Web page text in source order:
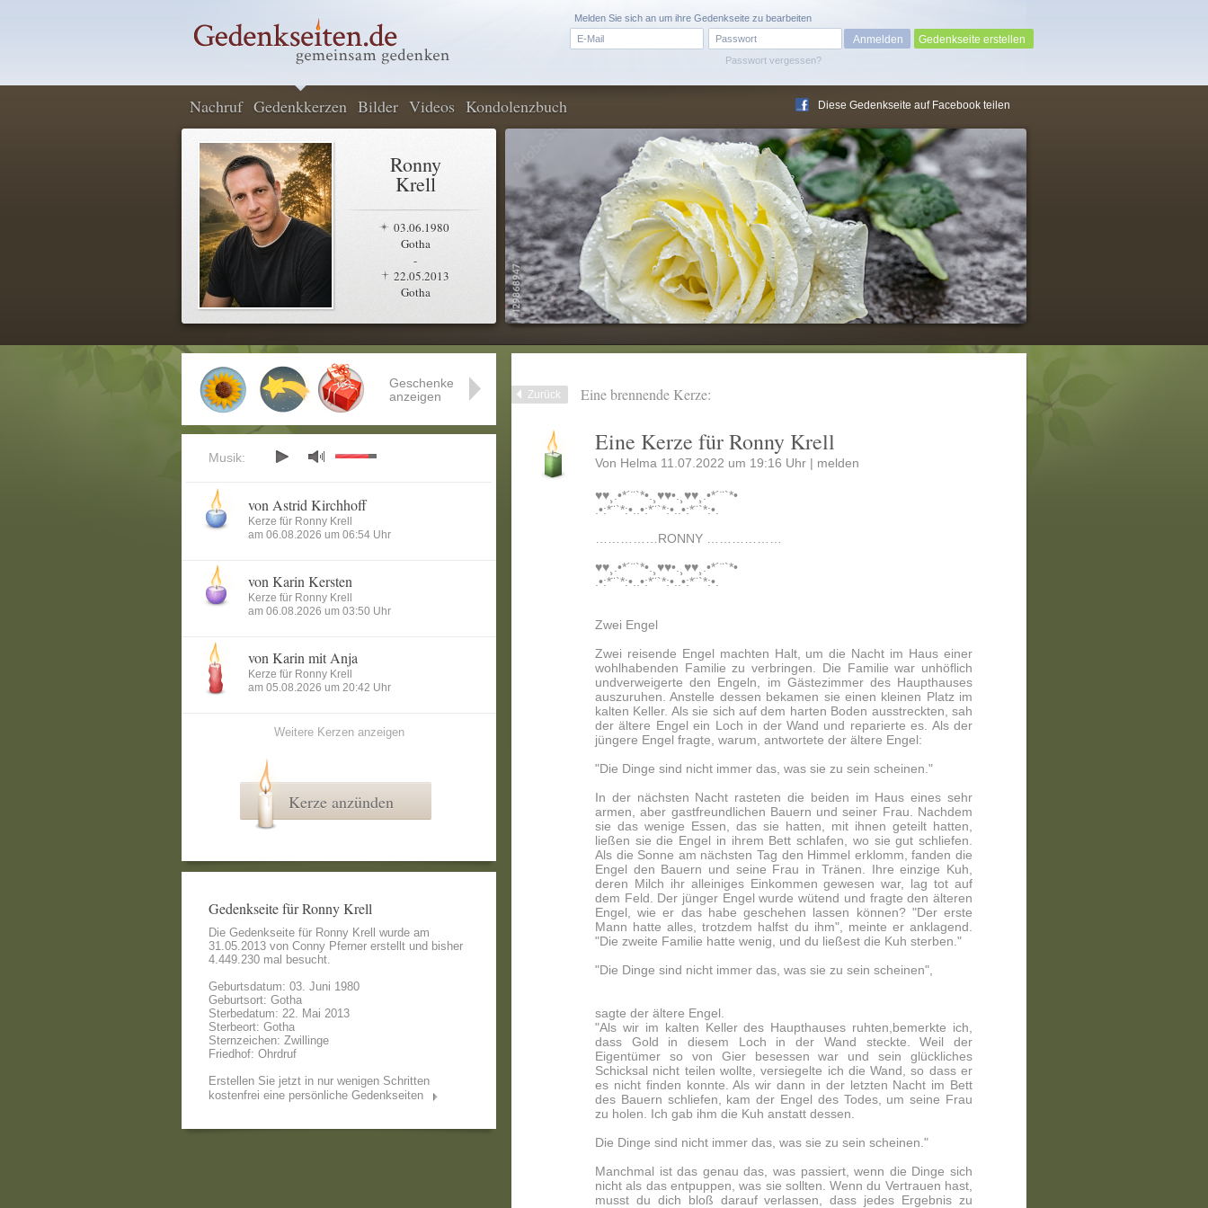
Passwort vergessen?
Melden Sie sich an um ihre Gedenkseite zu bearbeiten
Gedenkseite erstellen
Nachruf Gedenkkerzen Bilder Videos Kondolenzbuch Diese Gedenkseite auf Facebook teilen
Ronny
Krell
03.06.1980
Gotha
-
22.05.2013
Gotha
Zurück Eine brennende Kerze:
Eine Kerze für Ronny Krell
Von Helma 11.07.2022 um 19:16 Uhr | melden
♥♥️¸.•*´¨`*•.¸♥♥️•.¸♥♥️¸.•*´¨`*•
.•:*¨`*:•..•:*¨`*:•..•:*¨`*:•.
……………RONNY ………………
♥♥️¸.•*´¨`*•.¸♥♥️•.¸♥♥️¸.•*´¨`*•
.•:*¨`*:•..•:*¨`*:•..•:*¨`*:•.
Zwei Engel
Zwei reisende Engel machten Halt, um die Nacht im Haus einer
wohlhabenden Familie zu verbringen. Die Familie war unhöflich
undverweigerte den Engeln, im Gästezimmer des Haupthauses
auszuruhen. Anstelle dessen bekamen sie einen kleinen Platz im
kalten Keller. Als sie sich auf dem harten Boden ausstreckten, sah
der ältere Engel ein Loch in der Wand und reparierte es. Als der
jüngere Engel fragte, warum, antwortete der ältere Engel:
"Die Dinge sind nicht immer das, was sie zu sein scheinen."
In der nächsten Nacht rasteten die beiden im Haus eines sehr
armen, aber gastfreundlichen Bauern und seiner Frau. Nachdem
sie das wenige Essen, das sie hatten, mit ihnen geteilt hatten,
ließen sie die Engel in ihrem Bett schlafen, wo sie gut schliefen.
Als die Sonne am nächsten Tag den Himmel erklomm, fanden die
Engel den Bauern und seine Frau in Tränen. Ihre einzige Kuh,
deren Milch ihr alleiniges Einkommen gewesen war, lag tot auf
dem Feld. Der jünger Engel wurde wütend und fragte den älteren
Engel, wie er das habe geschehen lassen können? "Der erste
Mann hatte alles, trotzdem halfst du ihm", meinte er anklagend.
"Die zweite Familie hatte wenig, und du ließest die Kuh sterben."
"Die Dinge sind nicht immer das, was sie zu sein scheinen",
sagte der ältere Engel.
"Als wir im kalten Keller des Haupthauses ruhten,bemerkte ich,
dass Gold in diesem Loch in der Wand steckte. Weil der
Eigentümer so von Gier besessen war und sein glückliches
Schicksal nicht teilen wollte, versiegelte ich die Wand, so dass er
es nicht finden konnte. Als wir dann in der letzten Nacht im Bett
des Bauern schliefen, kam der Engel des Todes, um seine Frau
zu holen. Ich gab ihm die Kuh anstatt dessen.
Die Dinge sind nicht immer das, was sie zu sein scheinen."
Manchmal ist das genau das, was passiert, wenn die Dinge sich
nicht als das entpuppen, was sie sollten. Wenn du Vertrauen hast,
musst du dich bloß darauf verlassen, dass jedes Ergebnis zu
Geschenke
anzeigen
Musik:
von Astrid Kirchhoff
Kerze für Ronny Krell
am 06.08.2026 um 06:54 Uhr
von Karin Kersten
Kerze für Ronny Krell
am 06.08.2026 um 03:50 Uhr
von Karin mit Anja
Kerze für Ronny Krell
am 05.08.2026 um 20:42 Uhr
Weitere Kerzen anzeigen
Kerze anzünden
Gedenkseite für Ronny Krell
Die Gedenkseite für Ronny Krell wurde am
31.05.2013 von Conny Pferner erstellt und bisher
4.449.230 mal besucht.
Geburtsdatum: 03. Juni 1980
Geburtsort: Gotha
Sterbedatum: 22. Mai 2013
Sterbeort: Gotha
Sternzeichen: Zwillinge
Friedhof: Ohrdruf
Erstellen Sie jetzt in nur wenigen Schritten
kostenfrei eine persönliche Gedenkseiten